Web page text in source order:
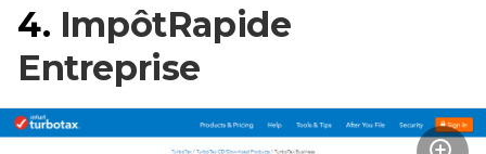
4. ImpôtRapide
Entreprise